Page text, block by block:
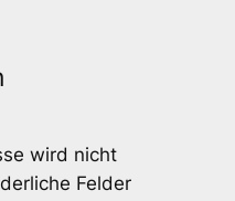
wird nicht
Felder